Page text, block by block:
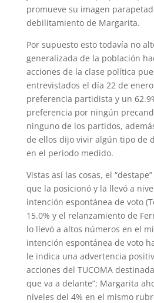
promueve su imagen
debilitamiento de Margarita.
Por supuesto esto todavía no
generalizada de la población
acciones de la clase política
entrevistados el día 22 de
preferencia partidista y un
preferencia por ningún
ninguno de los partidos,
de ellos dijo vivir algún tipo de
en el periodo medido.
Vistas así las cosas, el
que la posicionó y la llevó a
intención espontánea de voto
15.0% y el relanzamiento de
lo llevó a altos números en el
intención espontánea de voto
le indica una advertencia
acciones del TUCOMA
que va a delante”; Margarita
niveles del 4% en el mismo